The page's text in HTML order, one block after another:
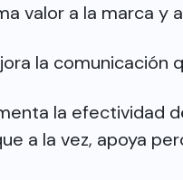
valor a la marca y
la comunicación
la efectividad
a la vez, apoya